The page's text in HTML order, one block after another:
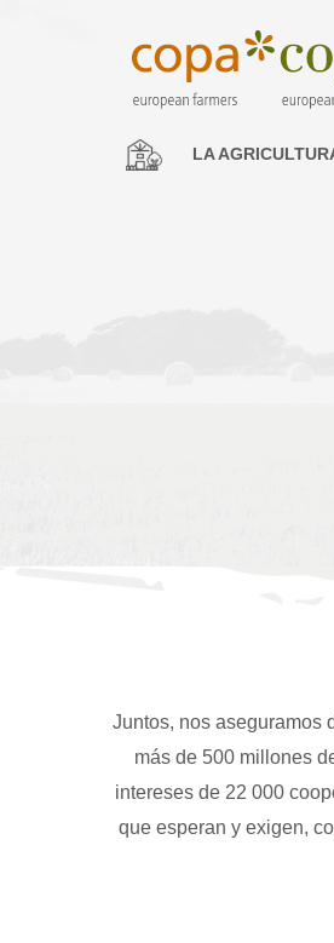
LA
Juntos, nos aseguramos
más de 500 millones
intereses de 22 000
que esperan y exigen,